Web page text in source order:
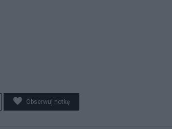
Obserwuj notkę